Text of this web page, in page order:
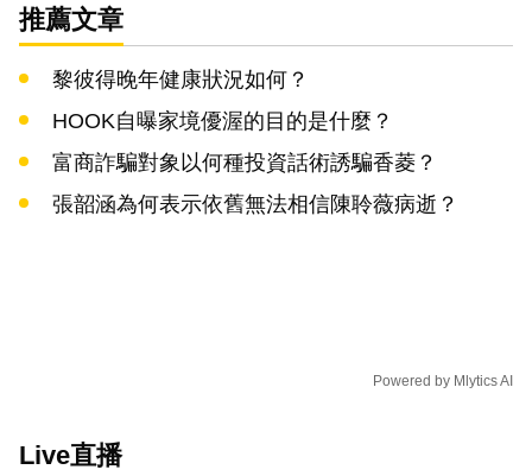
推薦文章
黎彼得晚年健康狀況如何？
HOOK自曝家境優渥的目的是什麼？
富商詐騙對象以何種投資話術誘騙香菱？
張韶涵為何表示依舊無法相信陳聆薇病逝？
Powered by Mlytics AI
Live直播